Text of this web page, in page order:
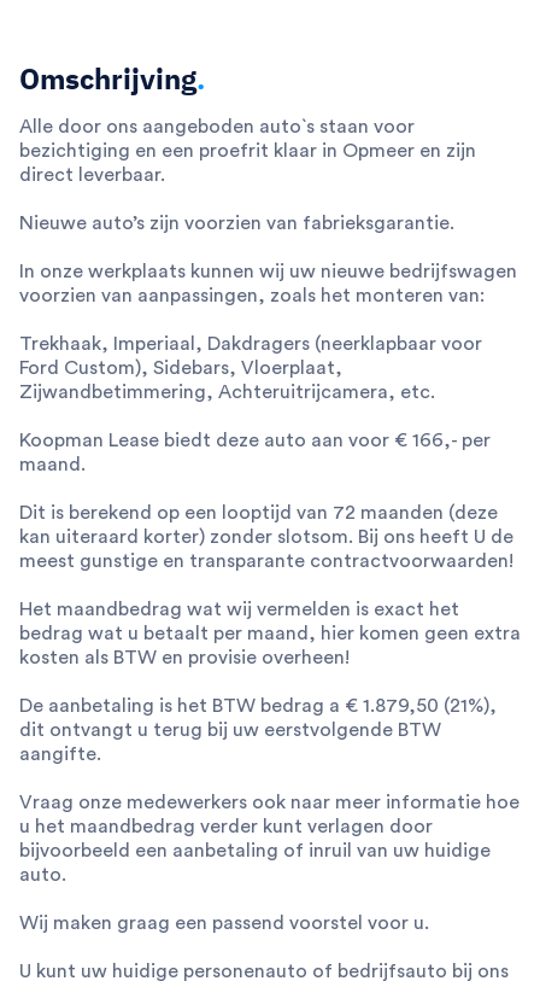
Omschrijving.
Alle door ons aangeboden auto`s staan voor
bezichtiging en een proefrit klaar in Opmeer en zijn
direct leverbaar.
Nieuwe auto’s zijn voorzien van fabrieksgarantie.
In onze werkplaats kunnen wij uw nieuwe bedrijfswagen
voorzien van aanpassingen, zoals het monteren van:
Trekhaak, Imperiaal, Dakdragers (neerklapbaar voor
Ford Custom), Sidebars, Vloerplaat,
Zijwandbetimmering, Achteruitrijcamera, etc.
Koopman Lease biedt deze auto aan voor € 166,- per
maand.
Dit is berekend op een looptijd van 72 maanden (deze
kan uiteraard korter) zonder slotsom. Bij ons heeft U de
meest gunstige en transparante contractvoorwaarden!
Het maandbedrag wat wij vermelden is exact het
bedrag wat u betaalt per maand, hier komen geen extra
kosten als BTW en provisie overheen!
De aanbetaling is het BTW bedrag a € 1.879,50 (21%),
dit ontvangt u terug bij uw eerstvolgende BTW
aangifte.
Vraag onze medewerkers ook naar meer informatie hoe
u het maandbedrag verder kunt verlagen door
bijvoorbeeld een aanbetaling of inruil van uw huidige
auto.
Wij maken graag een passend voorstel voor u.
U kunt uw huidige personenauto of bedrijfsauto bij ons